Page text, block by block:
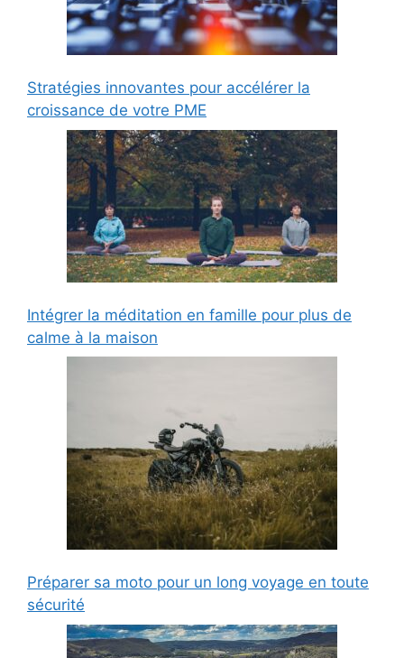
Stratégies innovantes pour accélérer la
croissance de votre PME
Intégrer la méditation en famille pour plus de
calme à la maison
Préparer sa moto pour un long voyage en toute
sécurité